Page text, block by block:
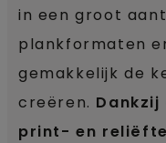
in een groot
plankformaten
gemakkelijk de
creëren.
print- en